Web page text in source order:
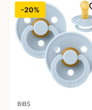
-20%
BIBS